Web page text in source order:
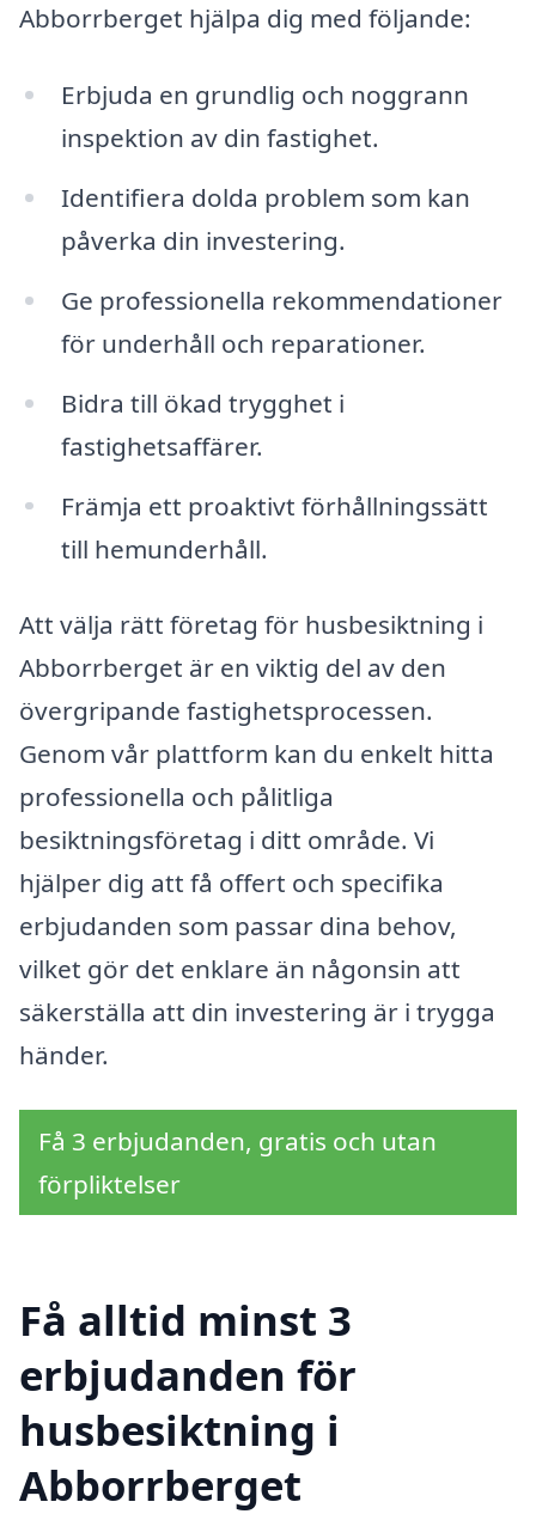
Abborrberget hjälpa dig med följande:
Erbjuda en grundlig och noggrann
inspektion av din fastighet.
Identifiera dolda problem som kan
påverka din investering.
Ge professionella rekommendationer
för underhåll och reparationer.
Bidra till ökad trygghet i
fastighetsaffärer.
Främja ett proaktivt förhållningssätt
till hemunderhåll.
Att välja rätt företag för husbesiktning i
Abborrberget är en viktig del av den
övergripande fastighetsprocessen.
Genom vår plattform kan du enkelt hitta
professionella och pålitliga
besiktningsföretag i ditt område. Vi
hjälper dig att få offert och specifika
erbjudanden som passar dina behov,
vilket gör det enklare än någonsin att
säkerställa att din investering är i trygga
händer.
Få 3 erbjudanden, gratis och utan
förpliktelser
Få alltid minst 3
erbjudanden för
husbesiktning i
Abborrberget